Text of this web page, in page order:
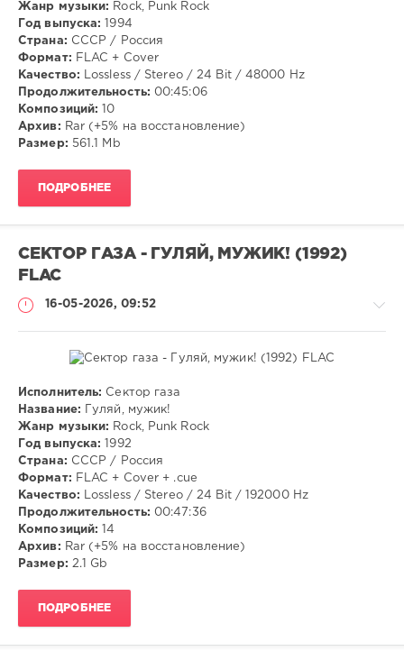
VANGOG19
Rock
Жанр музыки:
Rock, Punk Rock
Год выпуска:
1994
Страна: СССР / Россия
Формат: FLAC + Cover
Качество: Lossless / Stereo / 24 Bit / 48000 Hz
Продолжительность: 00:45:06
Композиций:
10
Архив: Rar (+5% на восстановление)
Размер: 561.1 Mb
ПОДРОБНЕЕ
СЕКТОР ГАЗА - ГУЛЯЙ, МУЖИК! (1992)
FLAC
16-05-2026, 09:52
Музыка
VANGOG19
Rock
Исполнитель: Сектор газа
Название: Гуляй, мужик!
Жанр музыки:
Rock, Punk Rock
Год выпуска:
1992
Страна: СССР / Россия
Формат: FLAC + Cover + .cue
Качество: Lossless / Stereo / 24 Bit / 192000 Hz
Продолжительность: 00:47:36
Композиций:
14
Архив: Rar (+5% на восстановление)
Размер: 2.1 Gb
ПОДРОБНЕЕ